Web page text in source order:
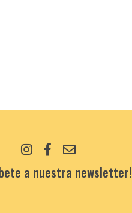
a nuestra newsletter!